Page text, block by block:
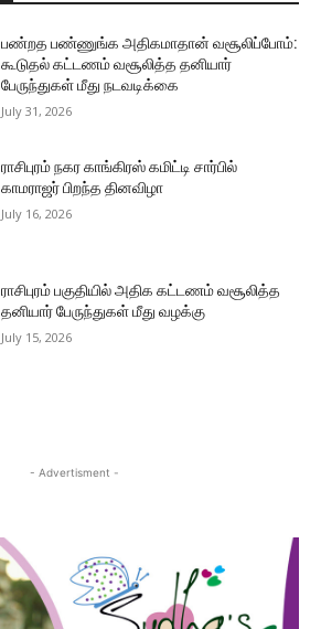
பண்றத பண்ணுங்க அதிகமாதான் வசூலிப்போம்:
கூடுதல் கட்டணம் வசூலித்த தனியார்
பேருந்துகள் மீது நடவடிக்கை
July 31, 2026
ராசிபுரம் நகர காங்கிரஸ் கமிட்டி சார்பில்
காமராஜர் பிறந்த தினவிழா
July 16, 2026
ராசிபுரம் பகுதியில் அதிக கட்டணம் வசூலித்த
தனியார் பேருந்துகள் மீது வழக்கு
July 15, 2026
- Advertisment -